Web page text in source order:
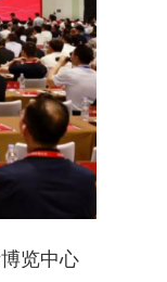
览中心